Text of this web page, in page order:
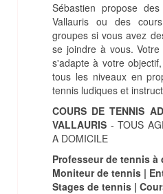
Sébastien propose
Vallauris ou des
groupes si vous avez
se joindre à vous.
s'adapte à votre
tous les niveaux en
tennis ludiques et
COURS DE TENNIS
VALLAURIS - TOUS
A DOMICILE
Professeur de tennis à
Moniteur de tennis |
Stages de tennis |